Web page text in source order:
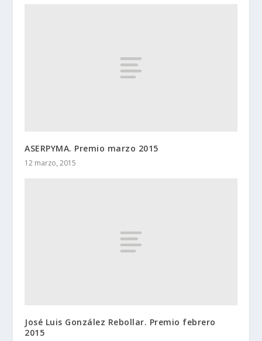
ASERPYMA. Premio marzo 2015
12 marzo, 2015
José Luis González Rebollar. Premio febrero
2015